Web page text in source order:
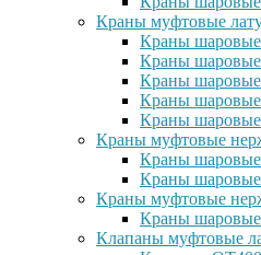
Краны муфтовые
Краны шаровые
Краны шаровые
Краны шаровые
Краны шаровые
Краны шаровые
Краны муфтовые
Краны
Краны шаровые
Краны муфтовые
Краны шаровые
Клапаны муфтовые